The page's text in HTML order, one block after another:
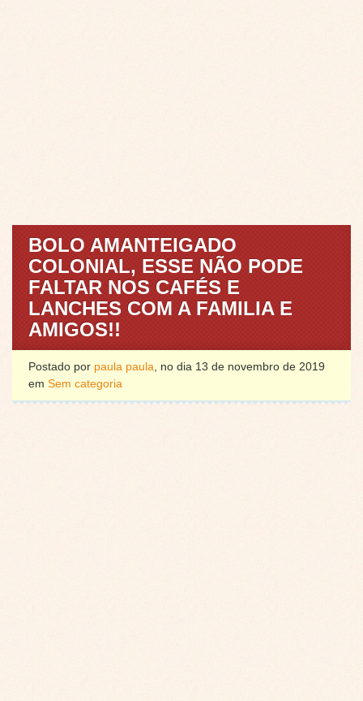
BOLO AMANTEIGADO
COLONIAL, ESSE NÃO PODE
FALTAR NOS CAFÉS E
LANCHES COM A FAMILIA E
AMIGOS!!
Postado por paula paula, no dia 13 de novembro de 2019
em Sem categoria